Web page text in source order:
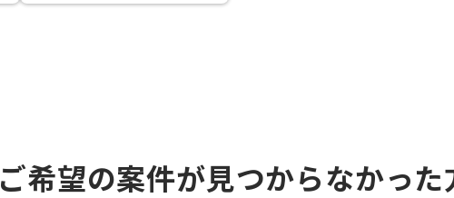
ご希望の案件が見つからなかった